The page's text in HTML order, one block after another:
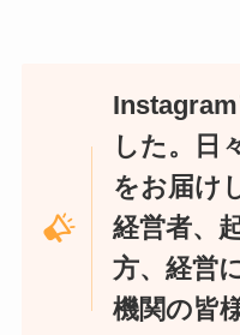
した。日
をお届け
経営者、
方、経営
機関の皆